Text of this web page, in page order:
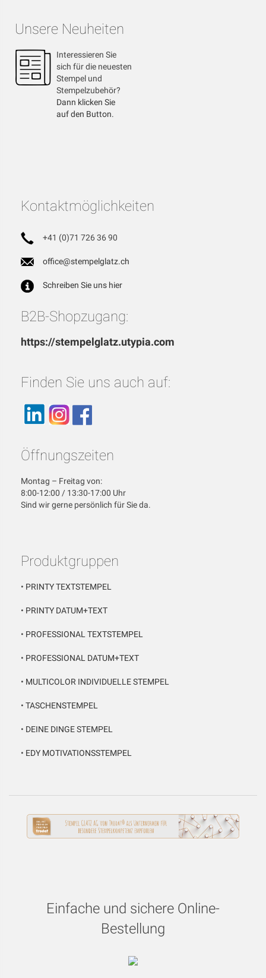
Unsere Neuheiten
Interessieren Sie
sich für die neuesten
Stempel und
Stempelzubehör?
Dann klicken Sie
auf den Button.
Kontaktmöglichkeiten
+41 (0)71 726 36 90
office@stempelglatz.ch
Schreiben Sie uns hier
B2B-Shopzugang:
https://stempelglatz.utypia.com
Finden Sie uns auch auf:
Öffnungszeiten
Montag – Freitag von:
8:00-12:00 / 13:30-17:00 Uhr
Sind wir gerne persönlich für Sie da.
Produktgruppen
• PRINTY TEXTSTEMPEL
• PRINTY DATUM+TEXT
• PROFESSIONAL TEXTSTEMPEL
• PROFESSIONAL DATUM+TEXT
• MULTICOLOR INDIVIDUELLE STEMPEL
• TASCHENSTEMPEL
• DEINE DINGE STEMPEL
• EDY MOTIVATIONSSTEMPEL
Einfache und sichere Online-
Bestellung